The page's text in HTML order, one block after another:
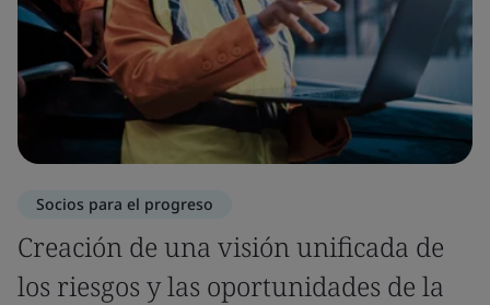
Socios para el progreso
Creación de una visión unificada de
los riesgos y las oportunidades de la